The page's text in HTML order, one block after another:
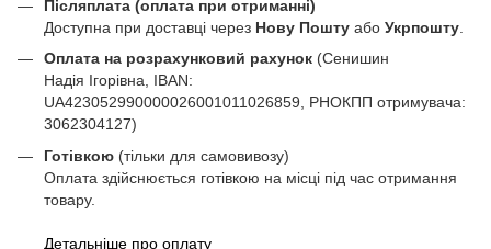
Післяплата (оплата при отриманні)
Доступна при доставці через Нову Пошту або Укрпошту
Оплата на розрахунковий рахунок (Сенишин
Надія Ігорівна, IBAN:
UA423052990000026001011026859, РНОКПП отримувача:
3062304127)
Готівкою (тільки для самовивозу)
Оплата здійснюється готівкою на місці під час отримання
товару.
Детальніше про оплату